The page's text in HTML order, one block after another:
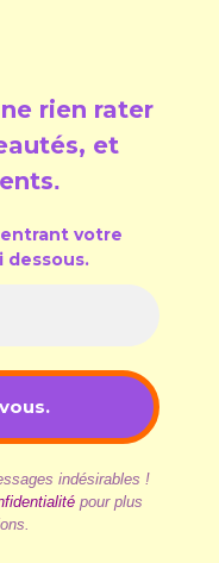
rien rater
et
.
votre
dessous.
indésirables !
pour plus